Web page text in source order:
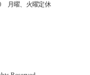
月曜、火曜定休